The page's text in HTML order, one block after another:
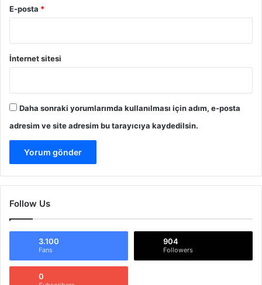
E-posta *
İnternet sitesi
Daha sonraki yorumlarımda kullanılması için adım, e-posta
adresim ve site adresim bu tarayıcıya kaydedilsin.
Follow Us
3.100
Fans
904
Followers
0